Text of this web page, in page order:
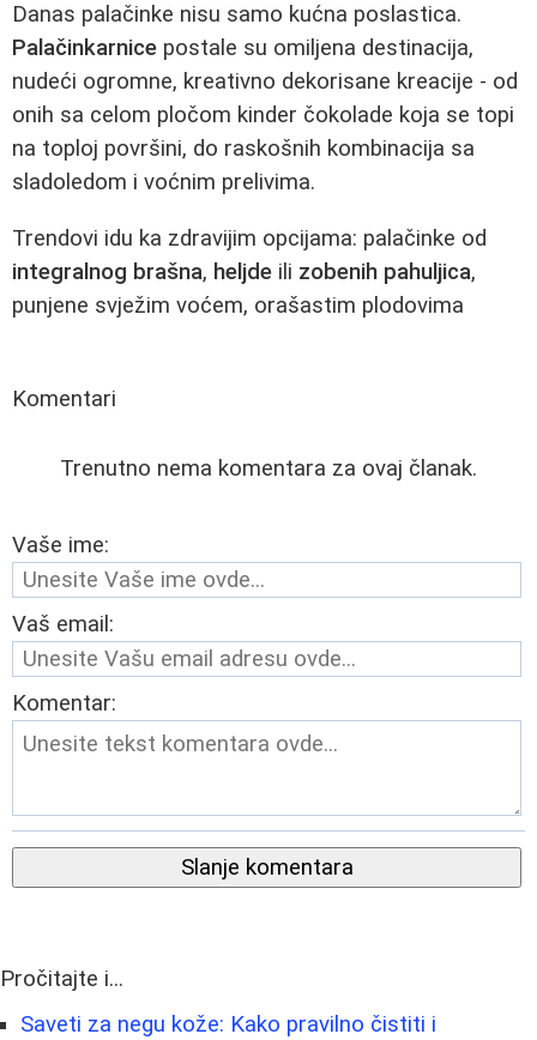
Danas palačinke nisu samo kućna poslastica.
Palačinkarnice postale su omiljena destinacija,
nudeći ogromne, kreativno dekorisane kreacije - od
onih sa celom pločom kinder čokolade koja se topi
na toploj površini, do raskošnih kombinacija sa
sladoledom i voćnim prelivima.
Trendovi idu ka zdravijim opcijama: palačinke od
integralnog brašna, heljde ili zobenih pahuljica,
punjene svježim voćem, orašastim plodovima
Komentari
Trenutno nema komentara za ovaj članak.
Vaše ime:
Vaš email:
Komentar:
Slanje komentara
Pročitajte i...
Saveti za negu kože: Kako pravilno čistiti i